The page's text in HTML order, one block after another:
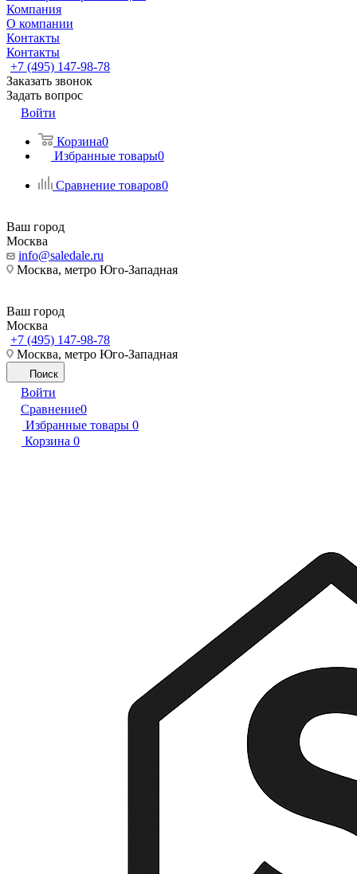
Компания
О компании
Контакты
Контакты
+7 (495) 147-98-78
Заказать звонок
Задать вопрос
Войти
Корзина0
Избранные товары0
Сравнение товаров0
Ваш город
Москва
info@saledale.ru
Москва, метро Юго-Западная
Ваш город
Москва
+7 (495) 147-98-78
Москва, метро Юго-Западная
Поиск
Войти
Сравнение0
Избранные товары 0
Корзина 0